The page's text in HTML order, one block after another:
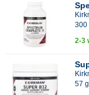
300
2-3
57